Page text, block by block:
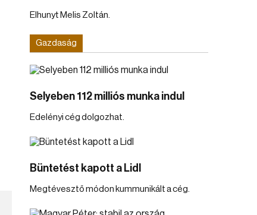
Elhunyt Melis Zoltán.
Gazdaság
Selyeben 112 milliós munka indul
Edelényi cég dolgozhat.
Büntetést kapott a Lidl
Megtévesztő módon kummunikált a cég.